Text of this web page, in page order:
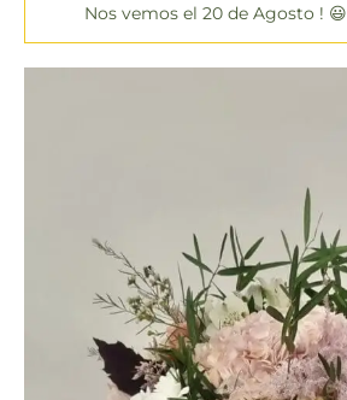
Nos vemos el 20 de Agosto ! 😃